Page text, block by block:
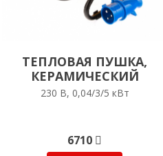
ТЕПЛОВАЯ ПУШКА,
КЕРАМИЧЕСКИЙ
НАГРЕВАТЕЛЬ
230 В, 0,04/3/5 кВт
6710